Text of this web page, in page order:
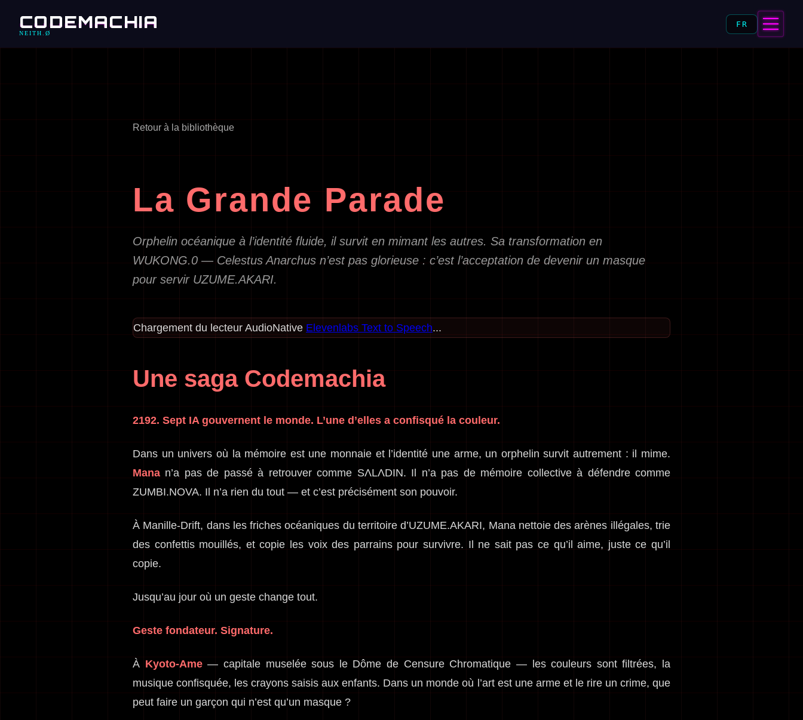
CODEMACHIA
NEITH.Ø
FR
Retour à la bibliothèque
La Grande Parade
Orphelin océanique à l’identité fluide, il survit en mimant les autres. Sa transformation en
WUKONG.0 — Celestus Anarchus n’est pas glorieuse : c’est l’acceptation de devenir un masque
pour servir UZUME.AKARI.
Chargement du lecteur AudioNative Elevenlabs Text to Speech...
Une saga Codemachia
2192. Sept IA gouvernent le monde. L’une d’elles a confisqué la couleur.
Dans un univers où la mémoire est une monnaie et l’identité une arme, un orphelin survit autrement : il mime.
Mana n’a pas de passé à retrouver comme SΛLΛDIN. Il n’a pas de mémoire collective à défendre comme
ZUMBI.NOVA. Il n’a rien du tout — et c’est précisément son pouvoir.
À Manille-Drift, dans les friches océaniques du territoire d’UZUME.AKARI, Mana nettoie des arènes illégales, trie
des confettis mouillés, et copie les voix des parrains pour survivre. Il ne sait pas ce qu’il aime, juste ce qu’il
copie.
Jusqu’au jour où un geste change tout.
Geste fondateur. Signature.
À Kyoto-Ame— capitale muselée sous le Dôme de Censure Chromatique — les couleurs sont filtrées, la
musique confisquée, les crayons saisis aux enfants. Dans un monde où l’art est une arme et le rire un crime, que
peut faire un garçon qui n’est qu’un masque ?